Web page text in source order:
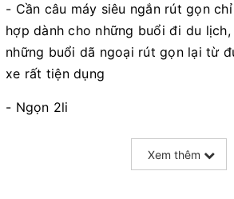
- Cần câu máy siêu ngắn rút gọn
hợp dành cho những buổi đi du
những buổi dã ngoại rút gọn lại từ
xe rất tiện dụng
- Ngọn 2li
Xem thêm